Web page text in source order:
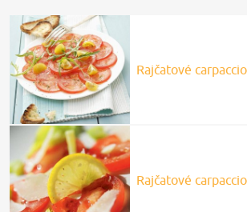
Rajčatové carpaccio
Rajčatové carpaccio